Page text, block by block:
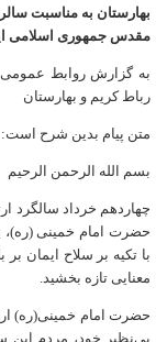
بهارستان به مناسبت
مقدس جمهوری اسلامی
به گزارش روابط
رباط ­کریم و بهارستان
متن پیام بدین شرح است:
بسم الله الرحمن الرحیم
چهاردهم خرداد سالگرد
حضرت امام خمینی (ره)،
با تکیه بر سلاح ایمان
معنایی تازه بخشید.
حضرت امام خمینی(ره)
بی‌نظیر خود، مردم این